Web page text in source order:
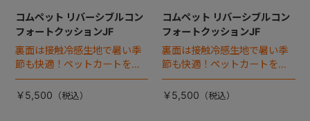
コムペット リバーシブルコン
フォートクッションJF
裏面は接触冷感生地で暑い季
節も快適！ペットカートをお
しゃれに・かわいく・かっこ
よく！
￥5,500
コムペット リバーシブルコン
フォートクッションJF
裏面は接触冷感生地で暑い季
節も快適！ペットカートをお
しゃれに・かわいく・かっこ
よく！
￥5,500